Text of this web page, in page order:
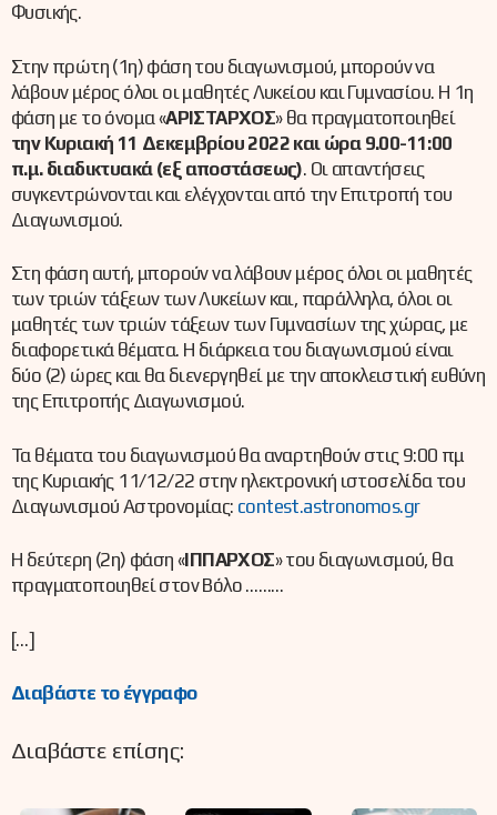
Φυσικής.
Στην πρώτη (1η) φάση του διαγωνισμού, μπορούν να
λάβουν μέρος όλοι οι μαθητές Λυκείου και Γυμνασίου. Η 1η
φάση με το όνομα «ΑΡΙΣΤΑΡΧΟΣ» θα πραγματοποιηθεί
την Κυριακή 11 Δεκεμβρίου 2022 και ώρα 9.00-11:00
π.μ. διαδικτυακά (εξ αποστάσεως). Οι απαντήσεις
συγκεντρώνονται και ελέγχονται από την Επιτροπή του
Διαγωνισμού.
Στη φάση αυτή, μπορούν να λάβουν μέρος όλοι οι μαθητές
των τριών τάξεων των Λυκείων και, παράλληλα, όλοι οι
μαθητές των τριών τάξεων των Γυμνασίων της χώρας, με
διαφορετικά θέματα. Η διάρκεια του διαγωνισμού είναι
δύο (2) ώρες και θα διενεργηθεί με την αποκλειστική ευθύνη
της Επιτροπής Διαγωνισμού.
Τα θέματα του διαγωνισμού θα αναρτηθούν στις 9:00 πμ
της Κυριακής 11/12/22 στην ηλεκτρονική ιστοσελίδα του
Διαγωνισμού Αστρονομίας: contest.astronomos.gr
Η δεύτερη (2η) φάση «ΙΠΠΑΡΧΟΣ» του διαγωνισμού, θα
πραγματοποιηθεί στον Βόλο ………
[…]
Διαβάστε το έγγραφο
Διαβάστε επίσης: